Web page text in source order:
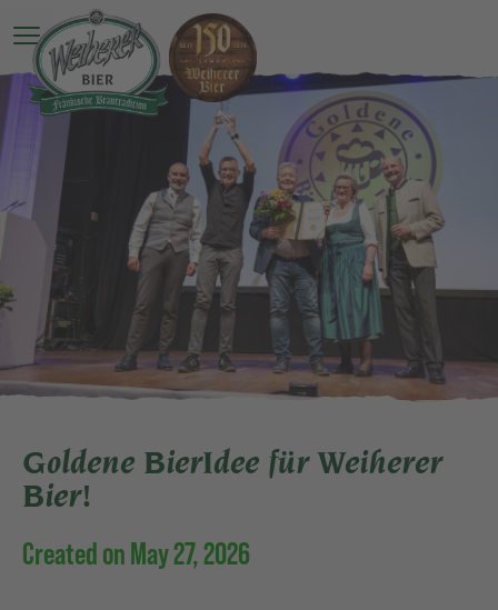
Open main menu
Goldene BierIdee für Weiherer
Bier!
Created on May 27, 2026